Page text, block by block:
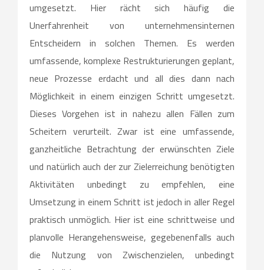
umgesetzt. Hier rächt sich häufig die
Unerfahrenheit von unternehmensinternen
Entscheidern in solchen Themen. Es werden
umfassende, komplexe Restrukturierungen geplant,
neue Prozesse erdacht und all dies dann nach
Möglichkeit in einem einzigen Schritt umgesetzt.
Dieses Vorgehen ist in nahezu allen Fällen zum
Scheitern verurteilt. Zwar ist eine umfassende,
ganzheitliche Betrachtung der erwünschten Ziele
und natürlich auch der zur Zielerreichung benötigten
Aktivitäten unbedingt zu empfehlen, eine
Umsetzung in einem Schritt ist jedoch in aller Regel
praktisch unmöglich. Hier ist eine schrittweise und
planvolle Herangehensweise, gegebenenfalls auch
die Nutzung von Zwischenzielen, unbedingt